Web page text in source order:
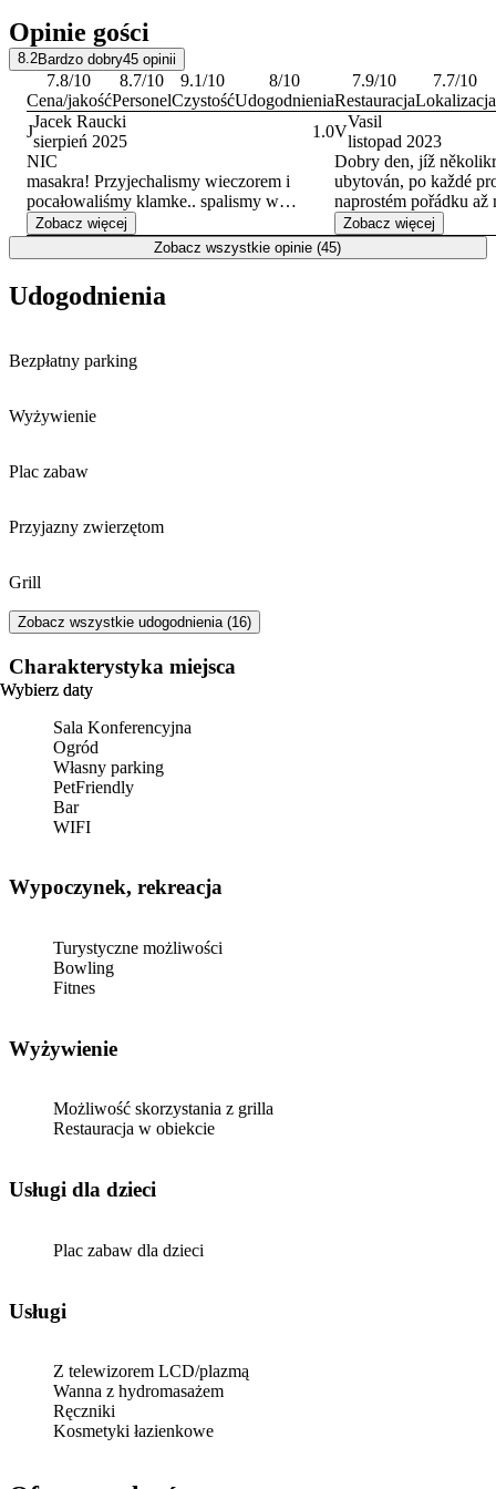
Opinie gości
8.2Bardzo dobry45 opinii
7.8/10
Cena/jakość
8.7/10
Personel
9.1/10
Czystość
8/10
Udogodnienia
7.9/10
Restauracja
7.7/10
Lokalizacja
J
Jacek Raucki
sierpień 2025
1.0
NIC
masakra! Przyjechalismy wieczorem i
pocałowaliśmy klamke.. spalismy w
samochodzie.. i nie szlo sie do nikogo
dodzwonić.. nie polecam omijać szerokim
łukiem
Zobacz więcej
V
Vasil
listopad 2023
Dobry den, jíž
ubytován, po každé
naprostém pořádku až
23. 11. 2023 .
Netušil jsem, že
zaměstnancům velice
Zobacz więcej
Zobacz wszystkie opinie (45)
Wybierz daty
Wybierz daty
Udogodnienia
Bezpłatny parking
Wyżywienie
Plac zabaw
Przyjazny zwierzętom
Grill
Zobacz wszystkie udogodnienia (16)
Charakterystyka miejsca
Sala Konferencyjna
Ogród
Własny parking
PetFriendly
Bar
WIFI
Wypoczynek, rekreacja
Turystyczne możliwości
Bowling
Fitnes
Wyżywienie
Możliwość skorzystania z grilla
Restauracja w obiekcie
usługi dla dzieci
Plac zabaw dla dzieci
Usługi
Z telewizorem LCD/plazmą
Wanna z hydromasażem
Ręczniki
Kosmetyki łazienkowe